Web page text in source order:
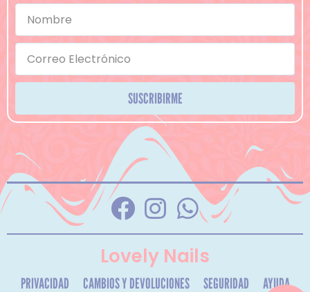
SUSCRIBIRME
Lovely Nails
PRIVACIDAD CAMBIOS Y DEVOLUCIONES SEGURIDAD AYUDA